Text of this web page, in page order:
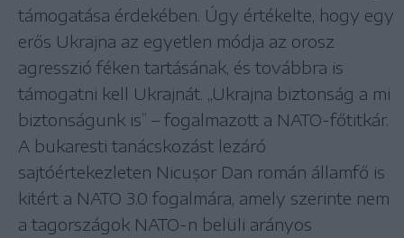
támogatása érdekében. Úgy értékelte, hogy egy
erős Ukrajna az egyetlen módja az orosz
agresszió féken tartásának, és továbbra is
támogatni kell Ukrajnát. „Ukrajna biztonság a mi
biztonságunk is” – fogalmazott a NATO-főtitkár.
A bukaresti tanácskozást lezáró
sajtóértekezleten Nicușor Dan román államfő is
kitért a NATO 3.0 fogalmára, amely szerinte nem
a tagországok NATO-n belüli arányos